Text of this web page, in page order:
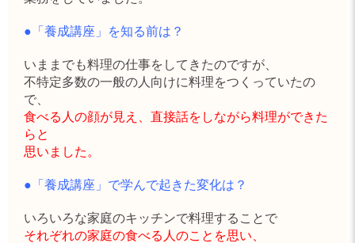
●「養成講座」を知る前は？
いままでも料理の仕事をしてきたのですが、
不特定多数の一般の人向けに料理をつくっていたの
で、
食べる人の顔が見え、直接話をしながら料理ができた
らと
思いました。
●「養成講座」で学んで起きた変化は？
いろいろな家庭のキッチンで料理することで
それぞれの家庭の食べる人のことを思い、